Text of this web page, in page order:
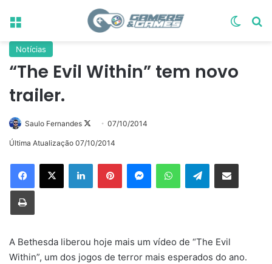
Menu
Notícias
“The Evil Within” tem novo
trailer.
Saulo Fernandes
Follow
on
07/10/2014
Última Atualização 07/10/2014
LinkedinPinterestMessengerWhatsAppTelegramCompartilhar via e-mail
Imprimir
A Bethesda liberou hoje mais um vídeo de “The Evil
Within”, um dos jogos de terror mais esperados do ano.